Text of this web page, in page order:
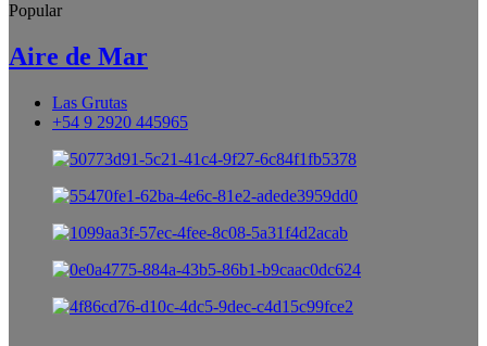
Popular
Aire de Mar
Las Grutas
+54 9 2920 445965